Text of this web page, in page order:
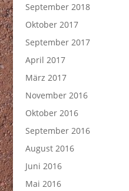
September 2018
Oktober 2017
September 2017
April 2017
März 2017
November 2016
Oktober 2016
September 2016
August 2016
Juni 2016
Mai 2016